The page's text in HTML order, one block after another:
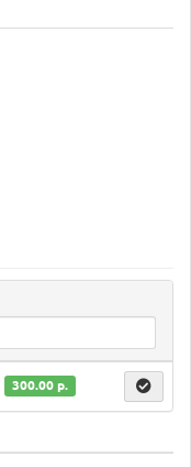
300.00 р.